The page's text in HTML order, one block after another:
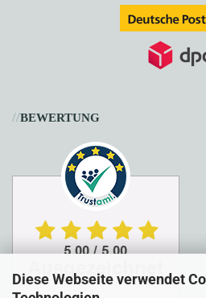
Diese Webseite verwendet
//BEWERTUNG